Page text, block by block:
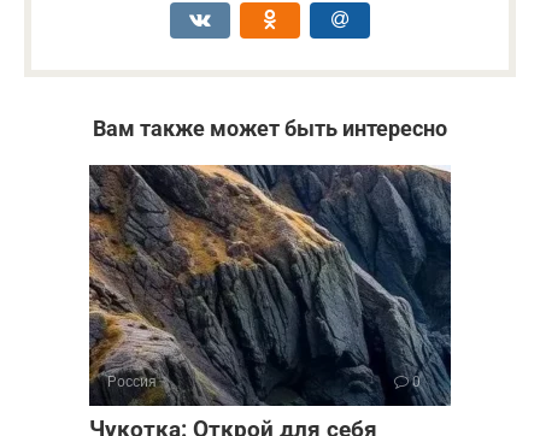
Вам также может быть интересно
Россия 0
Чукотка: Открой для себя